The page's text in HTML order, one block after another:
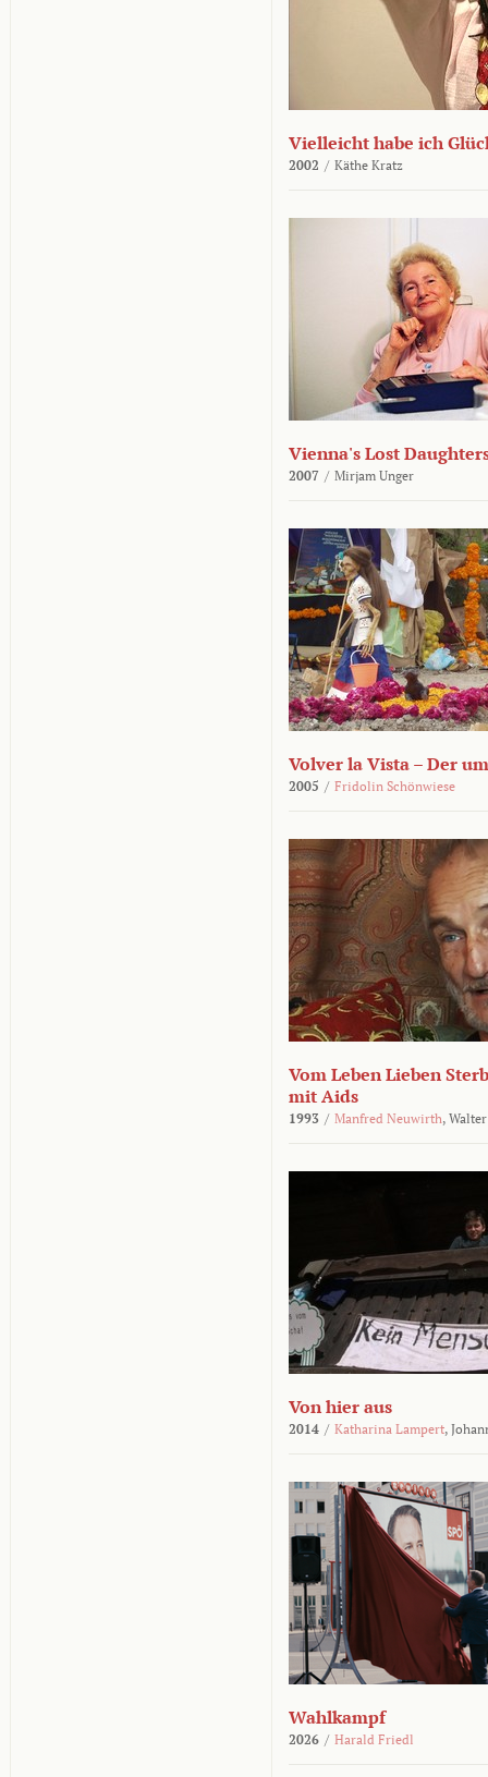
Vielleicht habe ich
2002 / Käthe Kratz
Vienna's Lost
2007 / Mirjam Unger
Volver la Vista – Der
2005 / Fridolin Schönwiese
Vom Leben Lieben
mit Aids
1993 / Manfred Neuwirth,
Von hier aus
2014 / Katharina Lampert,
Wahlkampf
2026 / Harald Friedl